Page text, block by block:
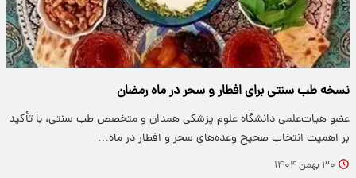
نسخه طب سنتی برای افطار و سحر در ماه رمضان
عضو هیات‌علمی دانشگاه علوم پزشکی همدان و متخصص طب سنتی، با تأکید
بر اهمیت انتخاب صحیح وعده‌های سحر و افطار در ماه…
۳۰ بهمن ۱۴۰۴